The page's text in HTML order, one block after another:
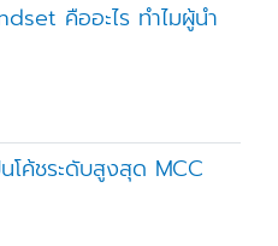
คืออะไร ทำไมผู้นำ
โค้ชระดับสูงสุด MCC